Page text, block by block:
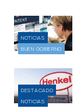
NOTICIAS
BUEN GOBIERNO
DESTACADO
NOTICIAS